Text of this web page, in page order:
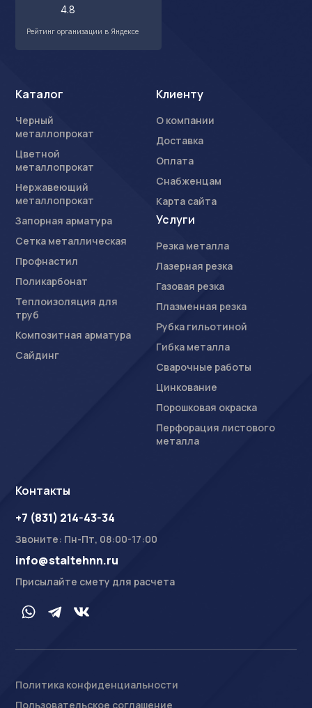
4.8
Рейтинг организации в Яндексе
Каталог
Черный
металлопрокат
Цветной
металлопрокат
Нержавеющий
металлопрокат
Запорная арматура
Сетка металлическая
Профнастил
Поликарбонат
Теплоизоляция для
труб
Композитная арматура
Сайдинг
Клиенту
О компании
Доставка
Оплата
Снабженцам
Карта сайта
Услуги
Резка металла
Лазерная резка
Газовая резка
Плазменная резка
Рубка гильотиной
Гибка металла
Сварочные работы
Цинкование
Порошковая окраска
Перфорация листового
металла
Контакты
+7 (831) 214-43-34
Звоните: Пн-Пт, 08:00-17:00
info@staltehnn.ru
Присылайте смету для расчета
Политика конфиденциальности
Пользовательское соглашение